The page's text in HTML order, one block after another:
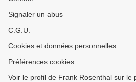
Signaler un abus
C.G.U.
Cookies et données personnelles
Préférences cookies
Voir le profil de Frank Rosenthal sur le